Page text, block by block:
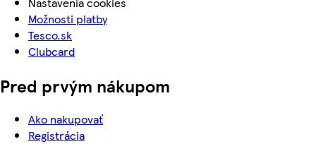
Možnosti platby
Tesco.sk
Clubcard
Pred prvým nákupom
Ako nakupovať
Registrácia